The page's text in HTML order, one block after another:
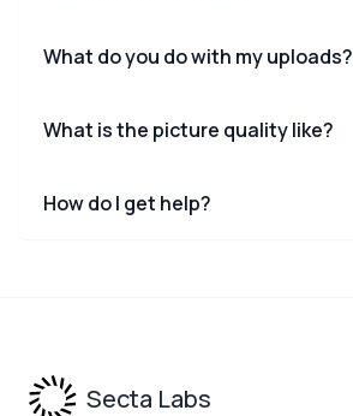
What do you do with my uploads?
What is the picture quality like?
How do I get help?
Secta Labs